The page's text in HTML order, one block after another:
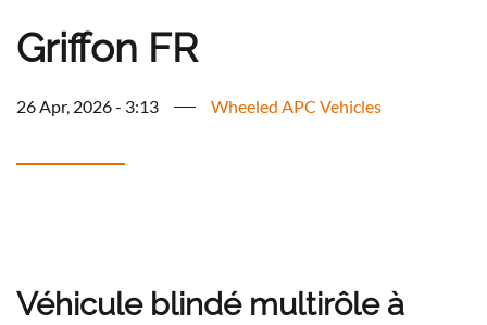
Griffon FR
26 Apr, 2026 - 3:13 Wheeled APC Vehicles
Véhicule blindé multirôle à